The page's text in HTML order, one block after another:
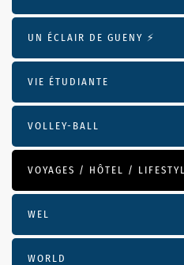
UN ÉCLAIR DE GUENY ⚡️
VIE ÉTUDIANTE
VOLLEY-BALL
VOYAGES / HÔTEL /
WEL
WORLD